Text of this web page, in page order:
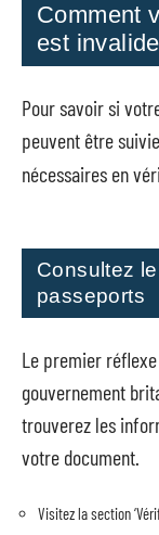
Comment
est
Pour savoir si
peuvent être
nécessaires en
Consultez
passeports
Le premier
gouvernement
trouverez les
votre document.
Visitez la section